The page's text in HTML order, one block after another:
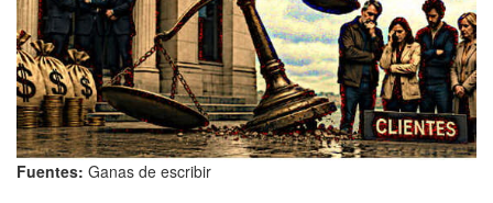
Fuentes: Ganas de escribir